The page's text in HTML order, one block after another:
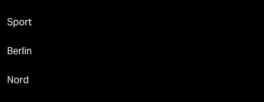
Sport
Berlin
Nord